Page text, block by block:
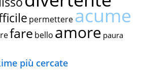
permettereacume
fare bello amore paura
più cercate